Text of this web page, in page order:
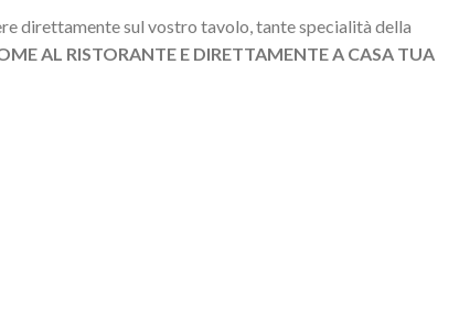
direttamente sul vostro tavolo, tante specialità della
AL RISTORANTE E DIRETTAMENTE A CASA TUA